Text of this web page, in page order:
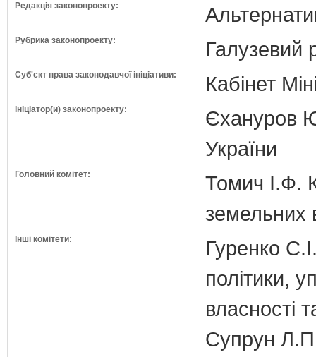
Редакція законопроекту:
Рубрика законопроекту: Галузевий
Суб'єкт права законодавчої ініціативи: Кабінет
Ініціатор(и) законопроекту:
Єхануров
України
Головний комітет:
Томич І.Ф.
земельних
Інші комітети:
Гуренко
політики,
власності
Супрун